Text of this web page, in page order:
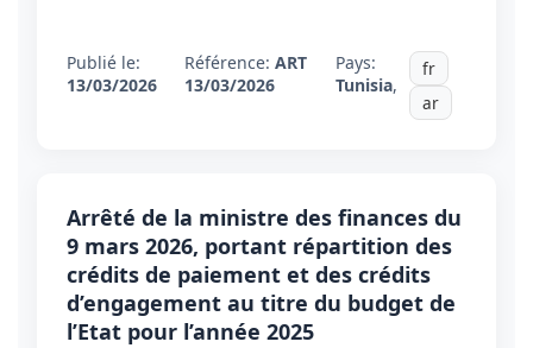
Publié le:
13/03/2026
Référence: ART
13/03/2026
Pays:
Tunisia,
fr
ar
Arrêté de la ministre des finances du
9 mars 2026, portant répartition des
crédits de paiement et des crédits
d’engagement au titre du budget de
l’Etat pour l’année 2025